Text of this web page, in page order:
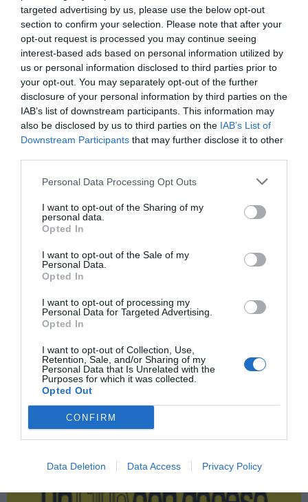
targeted advertising by us, please use the below opt-out
section to confirm your selection. Please note that after your
opt-out request is processed you may continue seeing
interest-based ads based on personal information utilized by
us or personal information disclosed to third parties prior to
your opt-out. You may separately opt-out of the further
disclosure of your personal information by third parties on the
IAB’s list of downstream participants. This information may
also be disclosed by us to third parties on the IAB’s List of
Downstream Participants that may further disclose it to other
Personal Data Processing Opt Outs
I want to opt-out of the Sharing of my
personal data.
Opted In
I want to opt-out of the Sale of my
Personal Data.
Opted In
I want to opt-out of processing my
Personal Data for Targeted Advertising.
Opted In
I want to opt-out of Collection, Use,
Retention, Sale, and/or Sharing of my
Personal Data that Is Unrelated with the
Purposes for which it was collected.
Opted Out
CONFIRM
Data Deletion Data Access Privacy Policy
Suponiendo que el estadio logra una capacidad
del 90%, se pondrán vender 36.000 entradas por
encuentro, por las 24.300 que vendían antes de la
Covid-19, con una capacidad del 85%. “Hemos
tenido sold outen varias ocasiones y en las últimas
tres temporadas se han ocupado, de media, el 95% de
los asientos”, explica el club, al argumentar los motivos
de su salida a bolsa.
Además, se construirán nuevas instalaciones,
desde tiendas y centro de negocio hasta
restaurantes, museos, un parque y un espacio para
eSports. También se empezará a ofrecer tours al
a los 100 millones de eurosy se encontrará en el
Añadir 2Playbook
Mantente informado con las últimas noticias de actualidad.
Compartir
Imprimir